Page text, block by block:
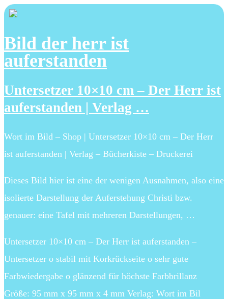
Bild der herr ist
auferstanden
Untersetzer 10×10 cm – Der Herr ist
auferstanden | Verlag …
Wort im Bild – Shop | Untersetzer 10×10 cm – Der Herr
ist auferstanden | Verlag – Bücherkiste – Druckerei
Dieses Bild hier ist eine der wenigen Ausnahmen, also eine
isolierte Darstellung der Auferstehung Christi bzw.
genauer: eine Tafel mit mehreren Darstellungen, …
Untersetzer 10×10 cm – Der Herr ist auferstanden –
Untersetzer o stabil mit Korkrückseite o sehr gute
Farbwiedergabe o glänzend für höchste Farbbrillanz
Größe: 95 mm x 95 mm x 4 mm Verlag: Wort im Bil